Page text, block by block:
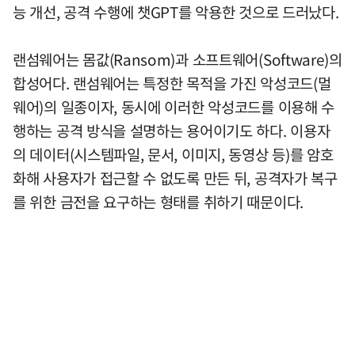
능 개선, 공격 수행에 챗GPT를 악용한 것으로 드러났다.
랜섬웨어는 몸값(Ransom)과 소프트웨어(Software)의
합성어다. 랜섬웨어는 특정한 목적을 가진 악성코드(멀
웨어)의 일종이자, 동시에 이러한 악성코드를 이용해 수
행하는 공격 방식을 설명하는 용어이기도 하다. 이용자
의 데이터(시스템파일, 문서, 이미지, 동영상 등)를 암호
화해 사용자가 접근할 수 없도록 만든 뒤, 공격자가 복구
를 위한 금전을 요구하는 형태를 취하기 때문이다.